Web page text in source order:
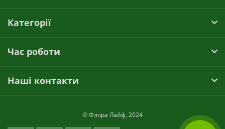
Категорії
Час роботи
Наші контакти
© Флора Лайф, 2024